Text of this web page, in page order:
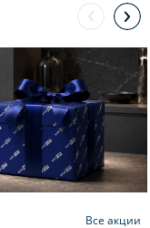
Все акции